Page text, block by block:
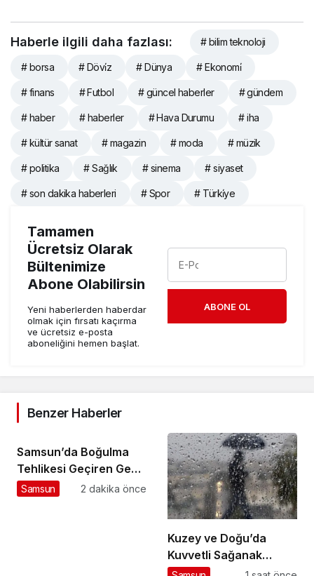
Haberle ilgili daha fazlası: # bilim teknoloji
# borsa # Dövi̇z # Dünya # Ekonomi̇
# finans # Futbol # güncel haberler # gündem
# haber # haberler # Hava Durumu # iha
# kültür sanat # magazin # moda # müzik
# politika # Sağlık # sinema # siyaset
# son dakika haberleri # Spor # Türki̇ye
Tamamen
Ücretsiz Olarak
Bültenimize
Abone Olabilirsin
Yeni haberlerden haberdar
olmak için fırsatı kaçırma
ve ücretsiz e-posta
aboneliğini hemen başlat.
ABONE OL
Benzer Haberler
Samsun’da Boğulma
Tehlikesi Geçiren Genç
Yaşamını Yitirdi
Samsun 2 dakika önce
Kuzey ve Doğu’da
Kuvvetli Sağanak
Uyarısı